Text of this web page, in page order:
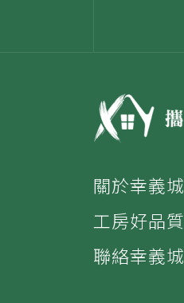
關於幸義城
工房好品質
聯絡幸義城